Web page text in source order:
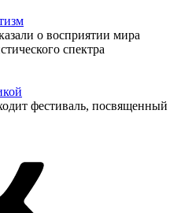
о восприятии мира
спектра
фестиваль, посвященный